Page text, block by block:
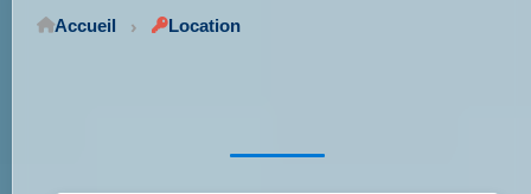
Accueil Location